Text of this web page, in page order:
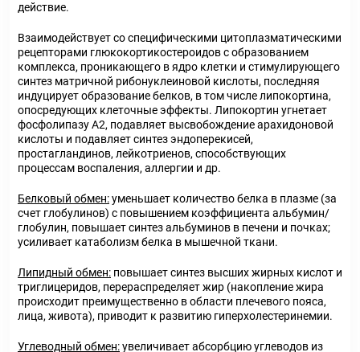
действие.
Взаимодействует со специфическими цитоплазматическими
рецепторами глюкокортикостероидов с образованием
комплекса, проникающего в ядро клетки и стимулирующего
синтез матричной рибонуклеиновой кислоты, последняя
индуцирует образование белков, в том числе липокортина,
опосредующих клеточные эффекты. Липокортин угнетает
фосфолипазу А2, подавляет высвобождение арахидоновой
кислоты и подавляет синтез эндоперекисей,
простагландинов, лейкотриенов, способствующих
процессам воспаления, аллергии и др.
Белковый обмен:уменьшает количество белка в плазме (за
счет глобулинов) с повышением коэффициента альбумин/
глобулин, повышает синтез альбуминов в печени и почках;
усиливает катаболизм белка в мышечной ткани.
Липидный обмен: повышает синтез высших жирных кислот и
триглицеридов, перераспределяет жир (накопление жира
происходит преимущественно в области плечевого пояса,
лица, живота), приводит к развитию гиперхолестеринемии.
Углеводный обмен:увеличивает абсорбцию углеводов из